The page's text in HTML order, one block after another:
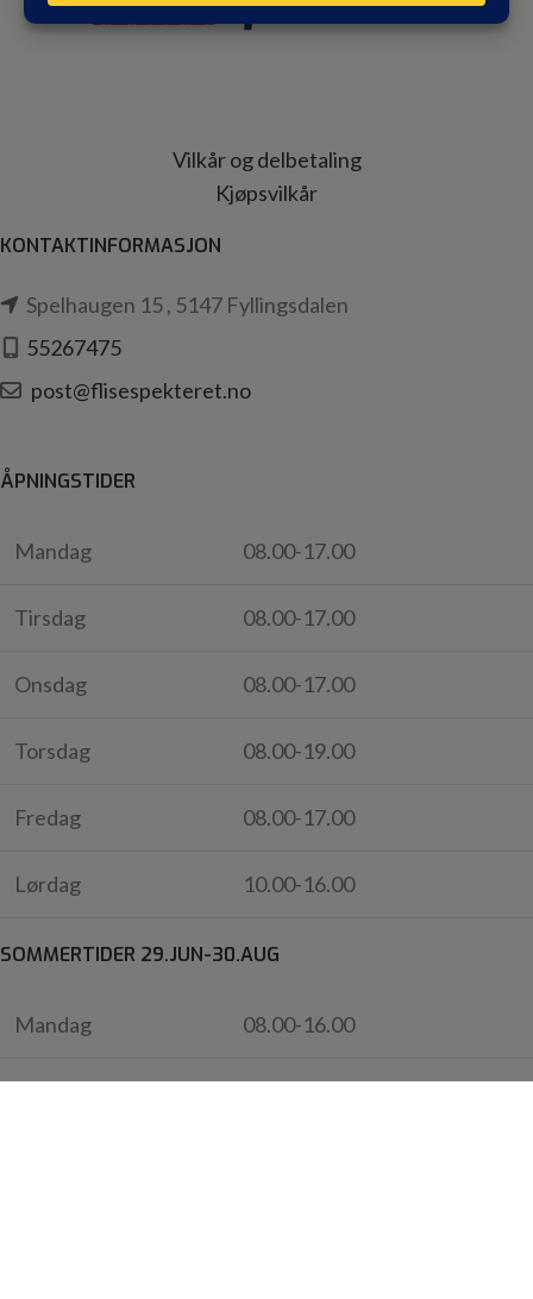
Vilkår og delbetaling
Kjøpsvilkår
KONTAKTINFORMASJON
Spelhaugen 15 , 5147 Fyllingsdalen
55267475
post@flisespekteret.no
ÅPNINGSTIDER
Mandag 08.00-17.00
Tirsdag 08.00-17.00
Onsdag 08.00-17.00
Torsdag 08.00-19.00
Fredag 08.00-17.00
Lørdag 10.00-16.00
SOMMERTIDER 29.JUN-30.AUG
Mandag 08.00-16.00
Tirsdag 08.00-16.00